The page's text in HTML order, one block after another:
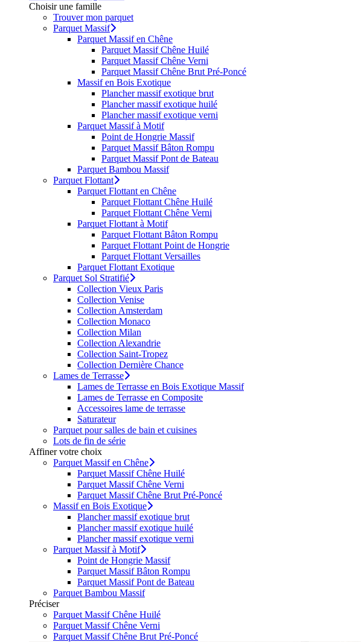
Choisir une famille
Trouver mon parquet
Parquet Massif
Parquet Massif en Chêne
Parquet Massif Chêne Huilé
Parquet Massif Chêne Verni
Parquet Massif Chêne Brut Pré-Poncé
Massif en Bois Exotique
Plancher massif exotique brut
Plancher massif exotique huilé
Plancher massif exotique verni
Parquet Massif à Motif
Point de Hongrie Massif
Parquet Massif Bâton Rompu
Parquet Massif Pont de Bateau
Parquet Bambou Massif
Parquet Flottant
Parquet Flottant en Chêne
Parquet Flottant Chêne Huilé
Parquet Flottant Chêne Verni
Parquet Flottant à Motif
Parquet Flottant Bâton Rompu
Parquet Flottant Point de Hongrie
Parquet Flottant Versailles
Parquet Flottant Exotique
Parquet Sol Stratifié
Collection Vieux Paris
Collection Venise
Collection Amsterdam
Collection Monaco
Collection Milan
Collection Alexandrie
Collection Saint-Tropez
Collection Dernière Chance
Lames de Terrasse
Lames de Terrasse en Bois Exotique Massif
Lames de Terrasse en Composite
Accessoires lame de terrasse
Saturateur
Parquet pour salles de bain et cuisines
Lots de fin de série
Affiner votre choix
Parquet Massif en Chêne
Parquet Massif Chêne Huilé
Parquet Massif Chêne Verni
Parquet Massif Chêne Brut Pré-Poncé
Massif en Bois Exotique
Plancher massif exotique brut
Plancher massif exotique huilé
Plancher massif exotique verni
Parquet Massif à Motif
Point de Hongrie Massif
Parquet Massif Bâton Rompu
Parquet Massif Pont de Bateau
Parquet Bambou Massif
Préciser
Parquet Massif Chêne Huilé
Parquet Massif Chêne Verni
Parquet Massif Chêne Brut Pré-Poncé